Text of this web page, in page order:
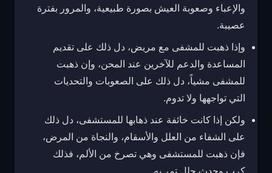
والإعباء وصعوبة العيش بصورة طبيعية، والمرور بفترة
عصيبة.
وإذا ذهبت للمشفى مع مريض، دل ذلك على تقديم
المساعدة والدعم للآخرين عند المحن، وإن ذهبت
للمشفى مشياً، دل ذلك على الصعوبات والتحديات
التي تواجهها ولا تدوم.
ولكن إذا كانت خائفة عند ذهابها للمستشفى، دل ذلك
على الشفاء من العلل والأسقام، والنجاة من المرض،
فإن ذهبت للمستشفى وهي تصرخ من الألم، فذلك